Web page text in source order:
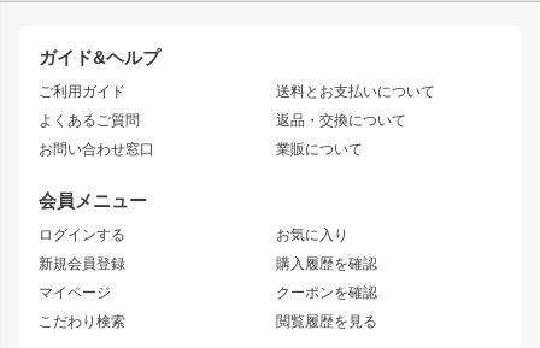
ガイド&ヘルプ
ご利用ガイド
よくあるご質問
お問い合わせ窓口
送料とお支払いについて
返品・交換について
業販について
会員メニュー
ログインする
新規会員登録
マイページ
こだわり検索
お気に入り
購入履歴を確認
クーポンを確認
閲覧履歴を見る
JZX90 CHASER
JZX110 MARK II
JZX100 MARK II
JZX90 MARK II
トレノ
マークX
アリスト
ソアラ
アルテッツァ
ニッサン
S15 シルビア
ワンビア
エアロシリーズ
ドリフトライン
風神
雷神
レーシングライン
アタックライン
ストリームライン